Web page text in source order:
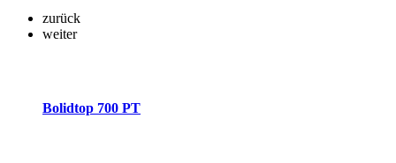
zurück
weiter
Bolidtop 700 PT